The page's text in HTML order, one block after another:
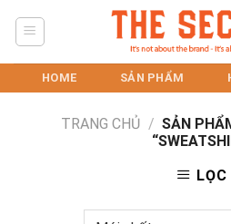
HOME SẢN PHẨM
TRANG CHỦ / SẢN
LỌC